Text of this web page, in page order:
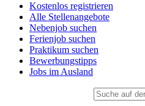
Kostenlos registrieren
Alle Stellenangebote
Nebenjob suchen
Ferienjob suchen
Praktikum suchen
Bewerbungstipps
Jobs im Ausland